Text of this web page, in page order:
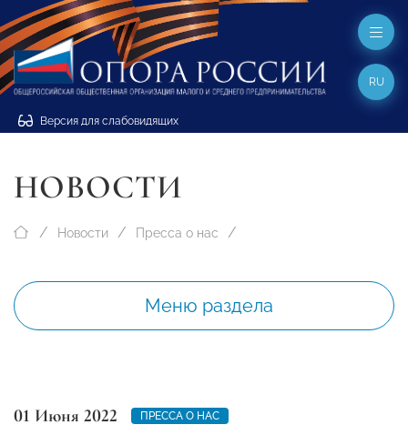
Версия для слабовидящих
RU
НОВОСТИ
Новости Пресса о нас
Меню раздела
01 Июня 2022 ПРЕССА О НАС